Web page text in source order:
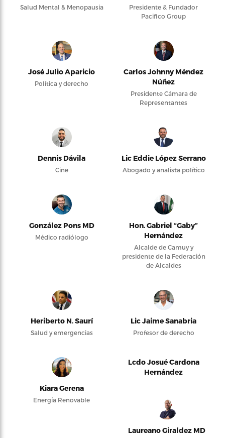
Salud Mental & Menopausia
Presidente & Fundador
Pacifico Group
José Julio Aparicio
Política y derecho
Carlos Johnny Méndez
Núñez
Presidente Cámara de
Representantes
Dennis Dávila
Cine
Lic Eddie López Serrano
Abogado y analista político
González Pons MD
Médico radiólogo
Hon. Gabriel “Gaby”
Hernández
Alcalde de Camuy y
presidente de la Federación
de Alcaldes
Heriberto N. Saurí
Salud y emergencias
Lic Jaime Sanabria
Profesor de derecho
Kiara Gerena
Energía Renovable
Lcdo Josué Cardona
Hernández
Laureano Giraldez MD